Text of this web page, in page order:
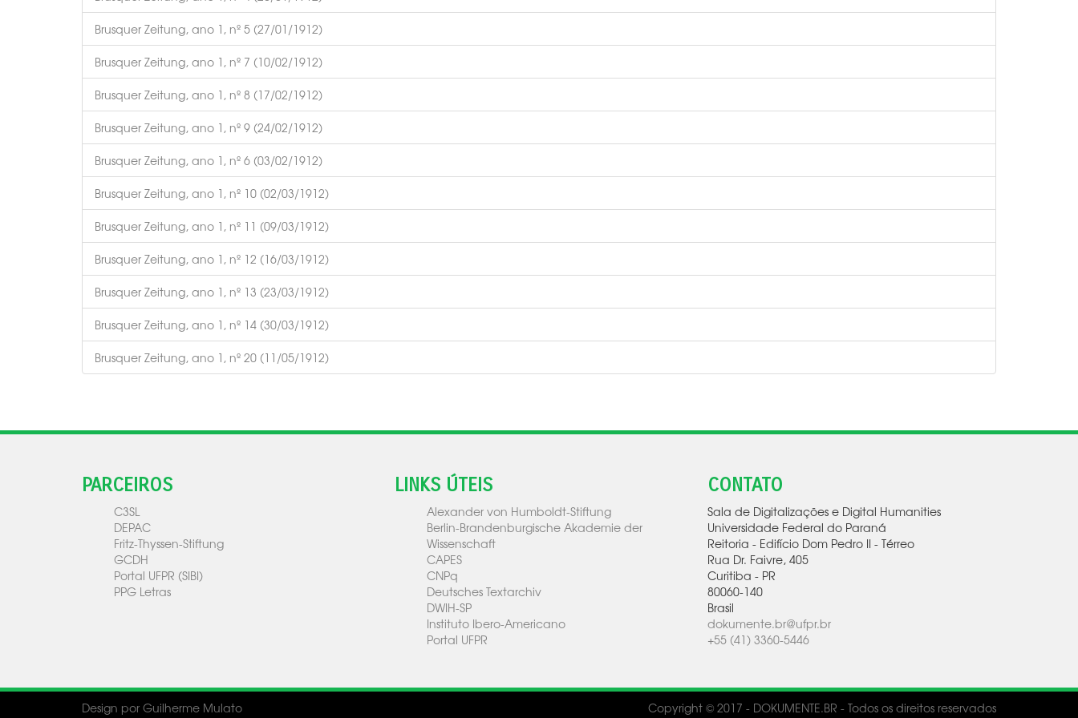
Brusquer Zeitung, ano 1, nº 5 (27/01/1912)
Brusquer Zeitung, ano 1, nº 7 (10/02/1912)
Brusquer Zeitung, ano 1, nº 8 (17/02/1912)
Brusquer Zeitung, ano 1, nº 9 (24/02/1912)
Brusquer Zeitung, ano 1, nº 6 (03/02/1912)
Brusquer Zeitung, ano 1, nº 10 (02/03/1912)
Brusquer Zeitung, ano 1, nº 11 (09/03/1912)
Brusquer Zeitung, ano 1, nº 12 (16/03/1912)
Brusquer Zeitung, ano 1, nº 13 (23/03/1912)
Brusquer Zeitung, ano 1, nº 14 (30/03/1912)
Brusquer Zeitung, ano 1, nº 20 (11/05/1912)
PARCEIROS
C3SL
DEPAC
Fritz-Thyssen-Stiftung
GCDH
Portal UFPR (SIBI)
PPG Letras
LINKS ÚTEIS
Alexander von Humboldt-Stiftung
Berlin-Brandenburgische Akademie der
Wissenschaft
CAPES
CNPq
Deutsches Textarchiv
DWIH-SP
Instituto Ibero-Americano
Portal UFPR
CONTATO
Sala de Digitalizações e Digital Humanities
Universidade Federal do Paraná
Reitoria - Edifício Dom Pedro II - Térreo
Rua Dr. Faivre, 405
Curitiba - PR
80060-140
Brasil
dokumente.br@ufpr.br
+55 (41) 3360-5446
Design por Guilherme Mulato Copyright © 2017 - DOKUMENTE.BR - Todos os direitos reservados